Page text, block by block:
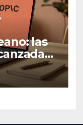
las
de